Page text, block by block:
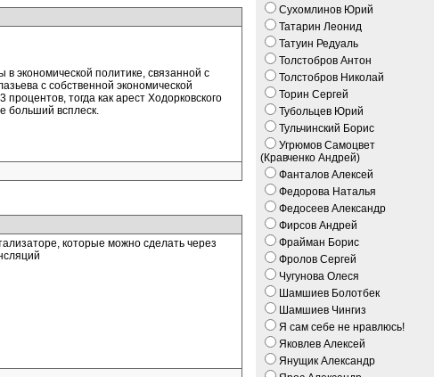
экономической политике, связанной с
с собственной экономической
тогда как арест Ходорковского
больший всплеск.
которые можно сделать через
Сухомлинов Юрий
Татарин Леонид
Татуин Редуаль
Толстобров Антон
Толстобров Николай
Торин Сергей
Тубольцев Юрий
Тульчинский Борис
Угрюмов Самоцвет
(Кравченко Андрей)
Фанталов Алексей
Федорова Наталья
Федосеев Александр
Фирсов Андрей
Фрайман Борис
Фролов Сергей
Чугунова Олеся
Шамшиев Болотбек
Шамшиев Чингиз
Я сам себе не нравлюсь!
Яковлев Алексей
Янущик Александр